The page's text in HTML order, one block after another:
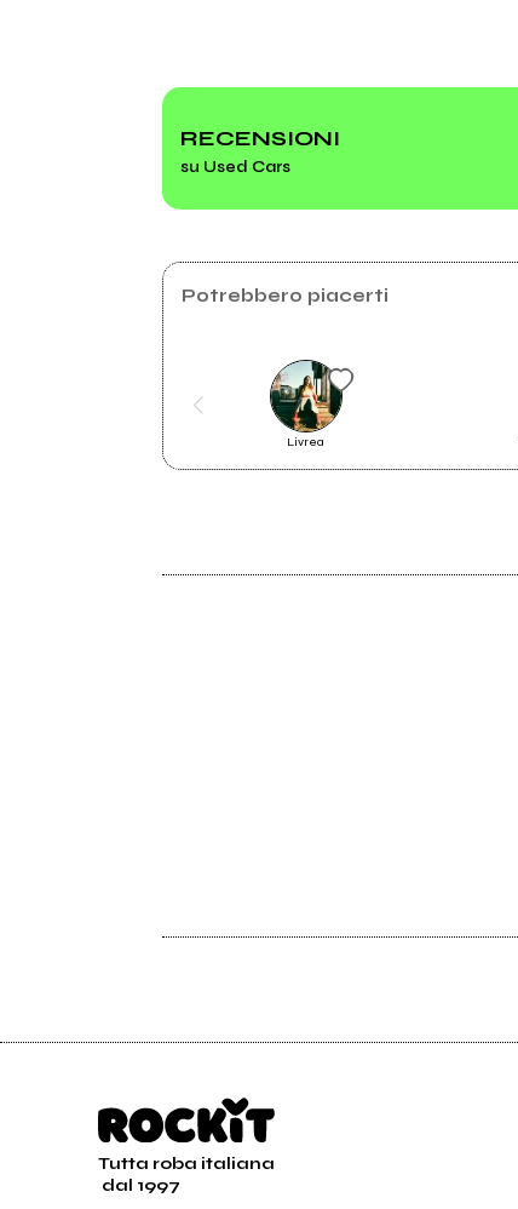
1998
Used Cars
RECENSIONI
su Used Cars
Potrebbero piacerti
Livrea
Tutta roba italiana
dal 1997